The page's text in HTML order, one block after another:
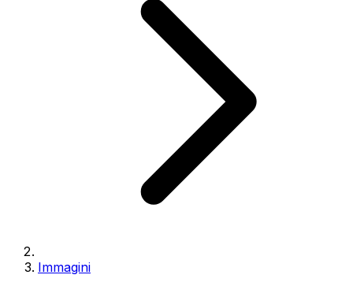
Immagini